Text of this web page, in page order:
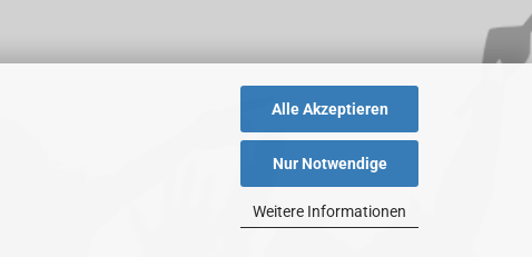
Alle Akzeptieren
Nur Notwendige
Weitere Informationen